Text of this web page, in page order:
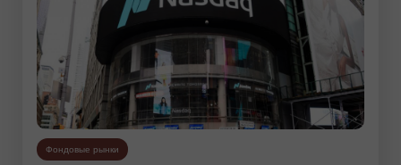
Свежак
Свечной анализ
Технический анализ
Торговый план
Фондовые рынки